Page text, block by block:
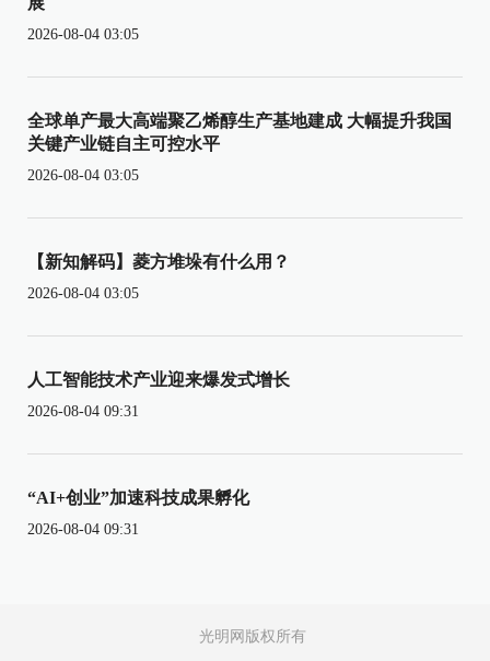
2026-08-04 03:05
全球单产最大高端聚乙烯醇生产基地建成 大幅提升我国
关键产业链自主可控水平
2026-08-04 03:05
【新知解码】菱方堆垛有什么用？
2026-08-04 03:05
人工智能技术产业迎来爆发式增长
2026-08-04 09:31
“AI+创业”加速科技成果孵化
2026-08-04 09:31
光明网版权所有